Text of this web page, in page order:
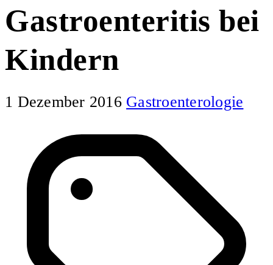
Gastroenteritis bei
Kindern
1 Dezember 2016 Gastroenterologie